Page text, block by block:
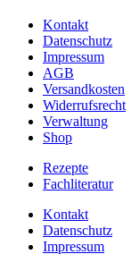
Kontakt
Datenschutz
Impressum
AGB
Versandkosten
Widerrufsrecht
Verwaltung
Shop
Rezepte
Fachliteratur
Kontakt
Datenschutz
Impressum